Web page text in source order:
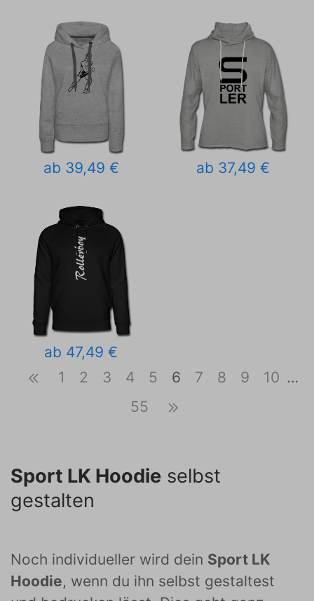
ab 39,49 € ab 37,49 €
ab 47,49 €
1
2 3 4 5 6 7 8 9 10 …
55
Sport LK Hoodie selbst
gestalten
Noch individueller wird dein Sport LK
Hoodie, wenn du ihn selbst gestaltest